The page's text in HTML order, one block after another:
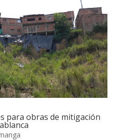
para obras de mitigación